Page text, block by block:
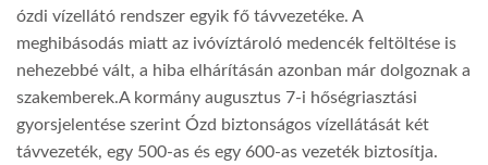
ózdi vízellátó rendszer egyik fő távvezetéke. A
meghibásodás miatt az ivóvíztároló medencék feltöltése is
nehezebbé vált, a hiba elhárításán azonban már dolgoznak a
szakemberek.A kormány augusztus 7-i hőségriasztási
gyorsjelentése szerint Ózd biztonságos vízellátását két
távvezeték, egy 500-as és egy 600-as vezeték biztosítja.